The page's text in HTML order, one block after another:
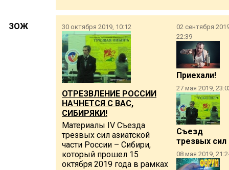
ЗОЖ 30 октября 2019, 10:12
ОТРЕЗВЛЕНИЕ РОССИИ
НАЧНЕТСЯ С ВАС,
СИБИРЯКИ!
Материалы IV Съезда
трезвых сил азиатской
части России – Сибири,
который прошел 15
октября 2019 года в рамках
02 сентября
22:39
Приехали!
27 мая 2019,
Съезд
трезвых сил
08 мая 2019,